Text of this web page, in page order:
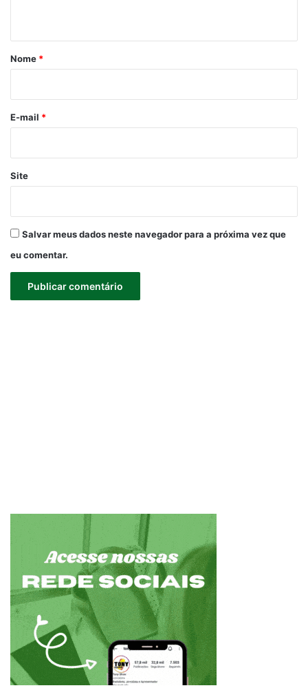
r
*
Nome *
E-mail *
Site
Salvar meus dados neste navegador para a próxima vez que
eu comentar.